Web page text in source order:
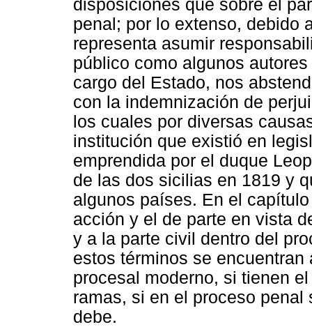
disposiciones que sobre el
penal; por lo extenso, debido
representa asumir
público como algunos
cargo del Estado, nos
con la indemnización de
los cuales por diversas
institución que existió en
emprendida por el duque
de las dos sicilias en 1819 y
algunos países. En el
acción y el de parte en vista
y a la parte civil dentro del
estos términos se
procesal moderno, si tienen
ramas, si en el proceso
debe.